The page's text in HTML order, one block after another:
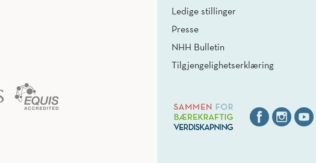
Ledige stillinger
Presse
NHH Bulletin
Tilgjengelighetserklæring